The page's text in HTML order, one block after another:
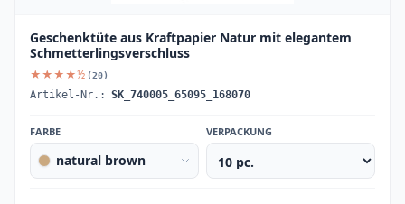
Geschenktüte aus Kraftpapier Natur mit elegantem
Schmetterlingsverschluss
★★★★½ (20)
Artikel-Nr.: SK_740005_65095_168070
FARBE
natural brown
VERPACKUNG